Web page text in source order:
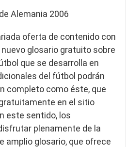
Alemania 2006
oferta de contenido con
glosario gratuito sobre
que se desarrolla en
del fútbol podrán
completo como éste, que
en el sitio
este sentido, los
plenamente de la
amplio glosario, que ofrece